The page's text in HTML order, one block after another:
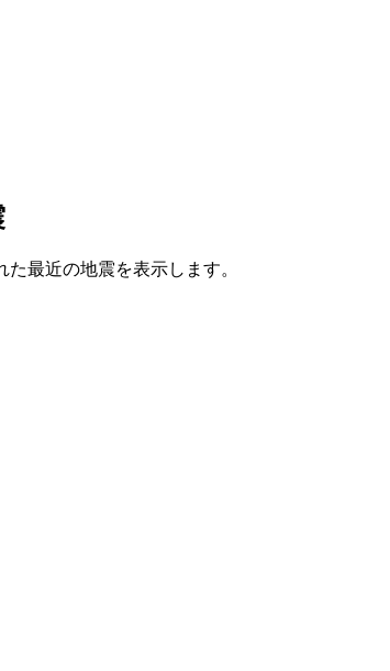
最近の地震を表示します。